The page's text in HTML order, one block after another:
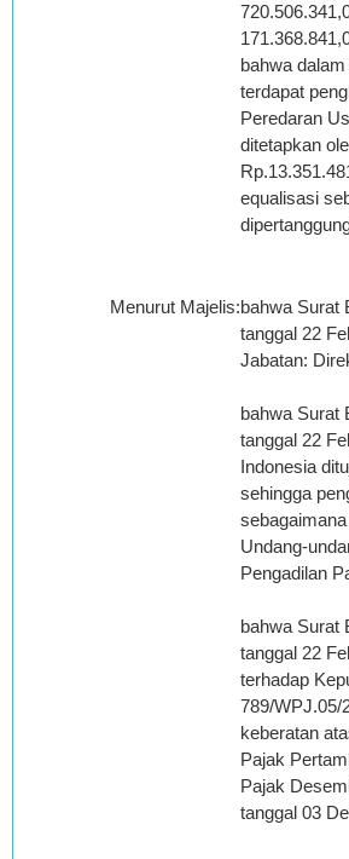
bahwa
terdapat
Peredaran
ditetapkan
equalisasi
Menurut Majelis:bahwa Surat
tanggal 22
Jabatan:
bahwa Surat
tanggal 22
Indonesia
sehingga
Undang-
Pengadilan
bahwa Surat
tanggal 22
terhadap
789/WPJ.05/
keberatan
Pajak
Pajak
tanggal 03